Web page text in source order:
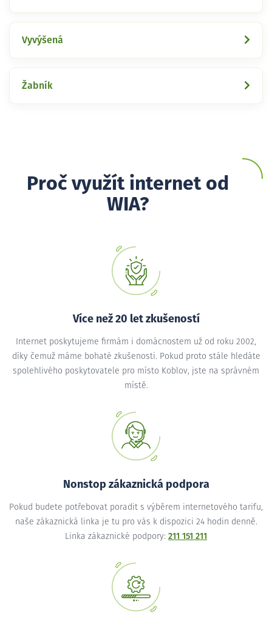
Vyvýšená
Žabník
Proč využít internet od
WIA?
Více než 20 let zkušeností
Internet poskytujeme firmám i domácnostem už od roku 2002,
díky čemuž máme bohaté zkušenosti. Pokud proto stále hledáte
spolehlivého poskytovatele pro místo Koblov, jste na správném
místě.
Nonstop zákaznická podpora
Pokud budete potřebovat poradit s výběrem internetového tarifu,
naše zákaznická linka je tu pro vás k dispozici 24 hodin denně.
Linka zákaznické podpory: 211 151 211